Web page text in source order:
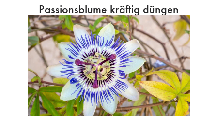
Passionsblume kräftig düngen